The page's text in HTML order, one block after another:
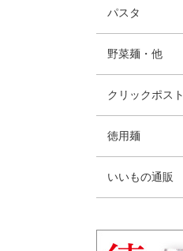
パスタ
野菜麺・他
クリックポスト
徳用麺
いいもの通販